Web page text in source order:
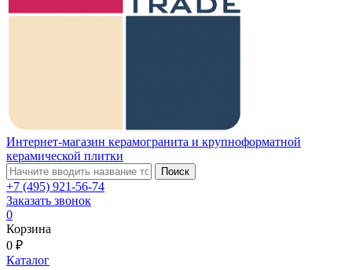
Интернет-магазин керамогранита и крупноформатной
керамической плитки
Поиск
+7 (495) 921-56-74
Заказать звонок
0
Корзина
0 ₽
Каталог